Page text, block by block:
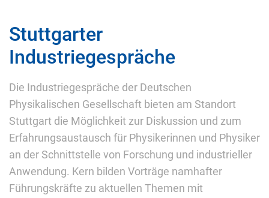
Stuttgarter
Industriegespräche
Die Industriegespräche der Deutschen
Physikalischen Gesellschaft bieten am Standort
Stuttgart die Möglichkeit zur Diskussion und zum
Erfahrungsaustausch für Physikerinnen und Physiker
an der Schnittstelle von Forschung und industrieller
Anwendung. Kern bilden Vorträge namhafter
Führungskräfte zu aktuellen Themen mit